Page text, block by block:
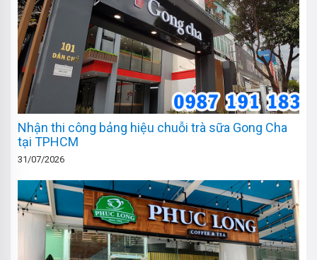
Nhận thi công bảng hiệu chuỗi trà sữa Gong Cha
tại TPHCM
31/07/2026